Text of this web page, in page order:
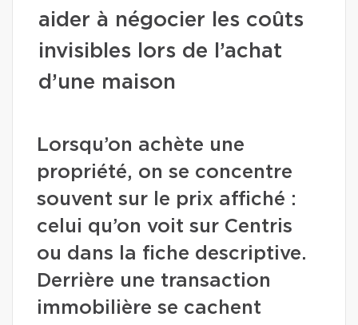
aider à négocier les coûts
invisibles lors de l’achat
d’une maison
Lorsqu’on achète une
propriété, on se concentre
souvent sur le prix affiché :
celui qu’on voit sur Centris
ou dans la fiche descriptive.
Derrière une transaction
immobilière se cachent